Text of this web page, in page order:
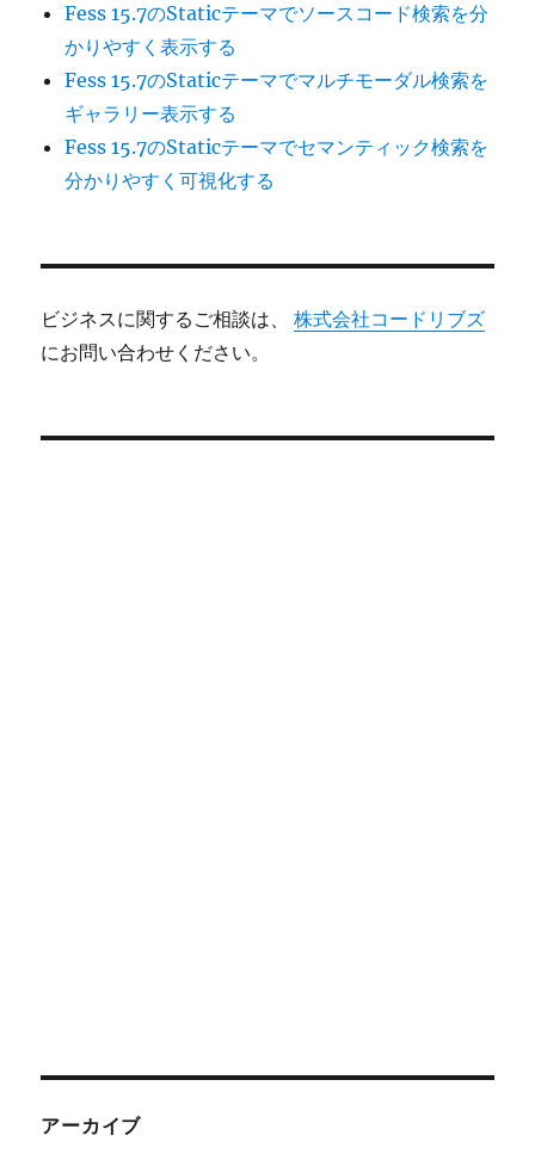
Fess 15.7のStaticテーマでソースコード検索を分
かりやすく表示する
Fess 15.7のStaticテーマでマルチモーダル検索を
ギャラリー表示する
Fess 15.7のStaticテーマでセマンティック検索を
分かりやすく可視化する
ビジネスに関するご相談は、株式会社コードリブズ
にお問い合わせください。
アーカイブ